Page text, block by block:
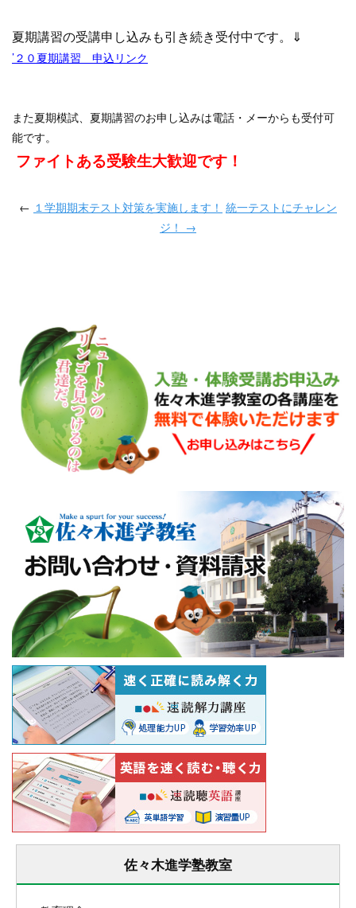
夏期講習の受講申し込みも引き続き受付中です。⇓
’２０夏期講習 申込リンク
また夏期模試、夏期講習のお申し込みは電話・メーからも受付可
能です。
ファイトある受験生大歓迎です！
← １学期期末テスト対策を実施します！ 統一テストにチャレン
ジ！ →
佐々木進学塾教室